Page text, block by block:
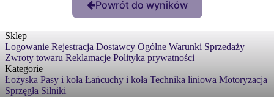
Powrót do wyników
Sklep
Logowanie Rejestracja Dostawcy Ogólne Warunki Sprzedaży
Zwroty towaru Reklamacje Polityka prywatności
Kategorie
Łożyska Pasy i koła Łańcuchy i koła Technika liniowa Motoryzacja
Sprzęgła Silniki